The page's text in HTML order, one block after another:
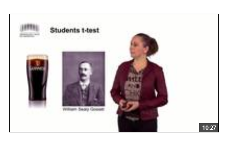
10:27